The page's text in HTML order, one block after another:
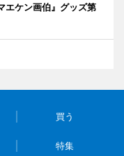
エケン画伯』グッズ第
買う
特集